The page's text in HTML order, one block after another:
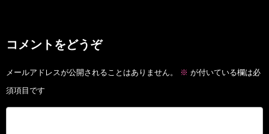
コメントをどうぞ
メールアドレスが公開されることはありません。 ※ が付いている欄は必
須項目です